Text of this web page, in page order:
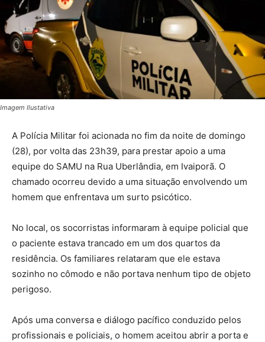
Imagem Ilustativa
A Polícia Militar foi acionada no fim da noite de domingo
(28), por volta das 23h39, para prestar apoio a uma
equipe do SAMU na Rua Uberlândia, em Ivaiporã. O
chamado ocorreu devido a uma situação envolvendo um
homem que enfrentava um surto psicótico.
No local, os socorristas informaram à equipe policial que
o paciente estava trancado em um dos quartos da
residência. Os familiares relataram que ele estava
sozinho no cômodo e não portava nenhum tipo de objeto
perigoso.
Após uma conversa e diálogo pacífico conduzido pelos
profissionais e policiais, o homem aceitou abrir a porta e